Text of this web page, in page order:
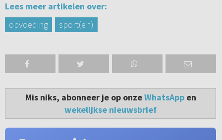
Lees meer artikelen over:
opvoeding
sport(en)
Mis niks, abonneer je op onzeWhatsAppen
wekelijkse nieuwsbrief